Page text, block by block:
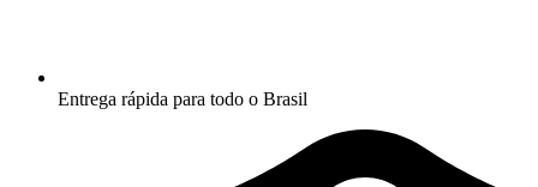
Entrega rápida para todo o Brasil